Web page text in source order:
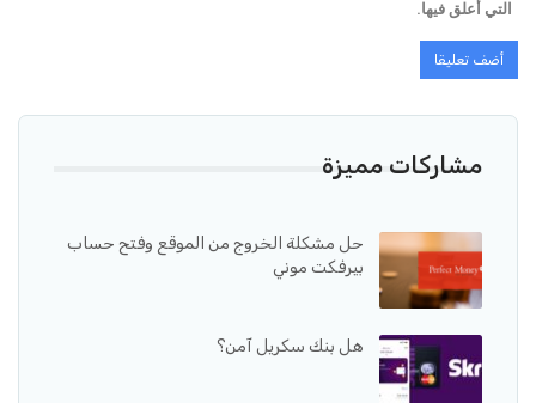
التي أعلق فيها.
مشاركات مميزة
حل مشكلة الخروج من الموقع وفتح حساب
بيرفكت موني
هل بنك سكريل آمن؟